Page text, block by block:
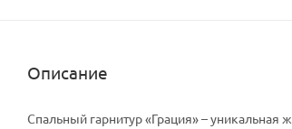
Описание
Спальный гарнитур «Грация» –